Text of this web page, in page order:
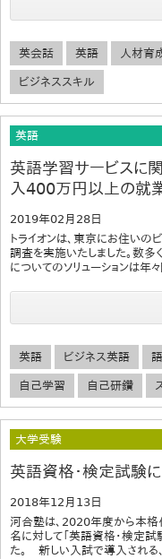
英会話 英語 人材育
ビジネススキル
英語
英語学習サービスに
入400万円以上の就
2019年02月28日
トライオンは、東京にお住い
調査を実施いたしました。数多
についてのソリューションは年
英語 ビジネス英語
自己学習 自己研鑽
大学受験
英語資格・検定試験
2018年12月13日
河合塾は、2020年度から本
名に対して「英語資格・検定試
た。 新しい入試で導入され